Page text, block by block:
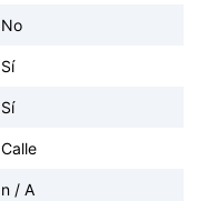
No
Sí
Sí
Calle
n / A